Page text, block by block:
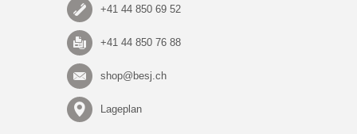
+41 44 850 69 52
+41 44 850 76 88
shop@besj.ch
Lageplan